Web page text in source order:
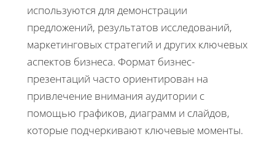
используются для демонстрации
предложений, результатов исследований,
маркетинговых стратегий и других ключевых
аспектов бизнеса. Формат бизнес-
презентаций часто ориентирован на
привлечение внимания аудитории с
помощью графиков, диаграмм и слайдов,
которые подчеркивают ключевые моменты.